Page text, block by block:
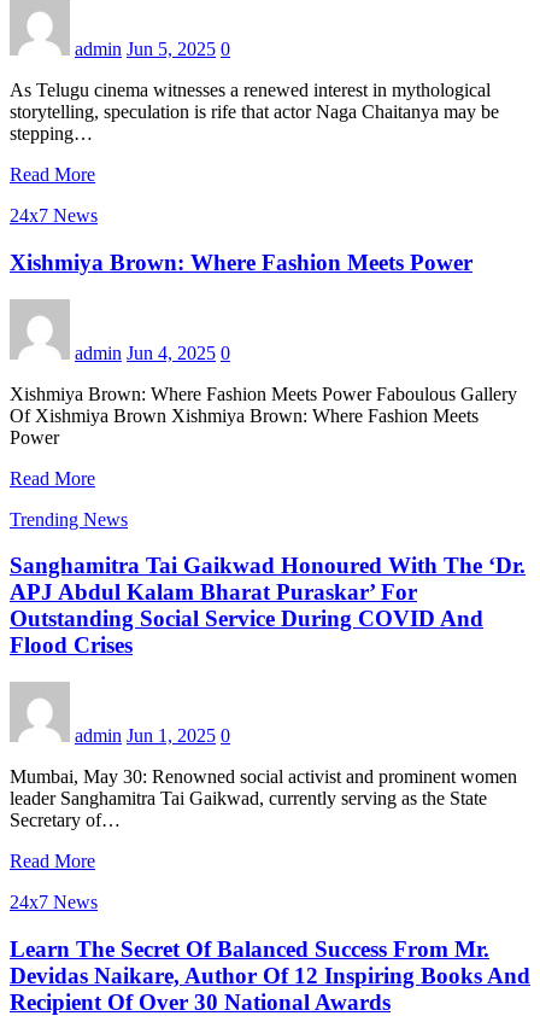
admin Jun 5, 2025 0
As Telugu cinema witnesses a renewed interest in mythological
storytelling, speculation is rife that actor Naga Chaitanya may be
stepping…
Read More
24x7 News
Xishmiya Brown: Where Fashion Meets Power
admin Jun 4, 2025 0
Xishmiya Brown: Where Fashion Meets Power Faboulous Gallery
Of Xishmiya Brown Xishmiya Brown: Where Fashion Meets
Power
Read More
Trending News
Sanghamitra Tai Gaikwad Honoured With The ‘Dr.
APJ Abdul Kalam Bharat Puraskar’ For
Outstanding Social Service During COVID And
Flood Crises
admin Jun 1, 2025 0
Mumbai, May 30: Renowned social activist and prominent women
leader Sanghamitra Tai Gaikwad, currently serving as the State
Secretary of…
Read More
24x7 News
Learn The Secret Of Balanced Success From Mr.
Devidas Naikare, Author Of 12 Inspiring Books And
Recipient Of Over 30 National Awards